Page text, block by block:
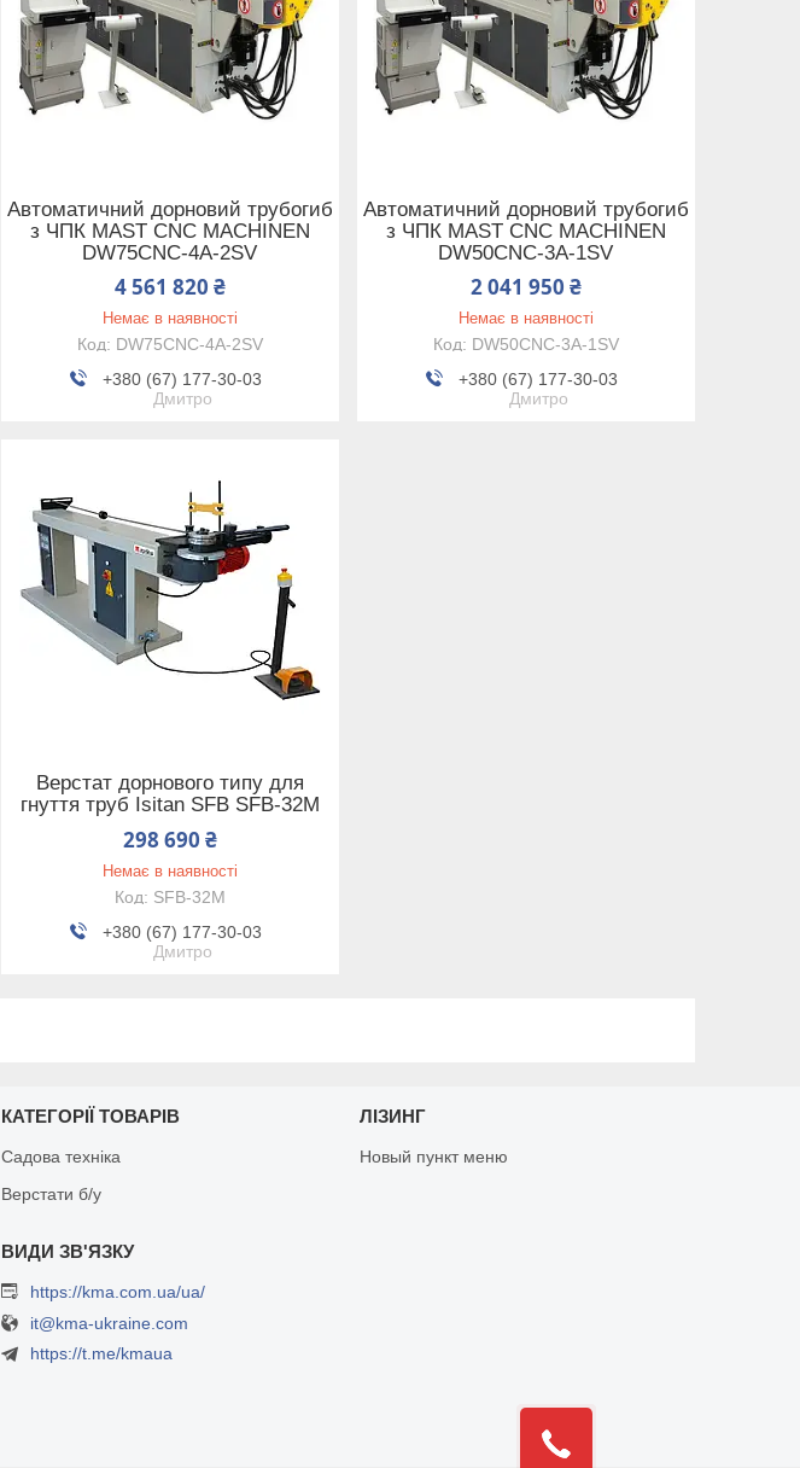
Автоматичний дорновий трубогиб
з ЧПК MAST CNC MACHINEN
DW75CNC-4A-2SV
4 561 820 ₴
Немає в наявності
DW75CNC-4A-2SV
+380 (67) 177-30-03
Дмитро
Автоматичний дорновий трубогиб
з ЧПК MAST CNC MACHINEN
DW50CNC-3A-1SV
2 041 950 ₴
Немає в наявності
DW50CNC-3A-1SV
+380 (67) 177-30-03
Дмитро
Верстат дорнового типу для
гнуття труб Isitan SFB SFB-32M
298 690 ₴
Немає в наявності
SFB-32M
+380 (67) 177-30-03
Дмитро
КАТЕГОРІЇ ТОВАРІВ
Садова техніка
Верстати б/у
ЛІЗИНГ
Новый пункт меню
https://kma.com.ua/ua/
it@kma-ukraine.com
https://t.me/kmaua